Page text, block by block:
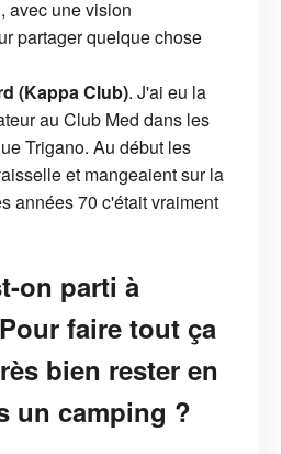
avec une vision
partager quelque chose
(Kappa Club). J'ai eu la
au Club Med dans les
Trigano. Au début les
et mangeaient sur la
années 70 c'était vraiment
on parti à
faire tout ça
bien rester en
un camping ?